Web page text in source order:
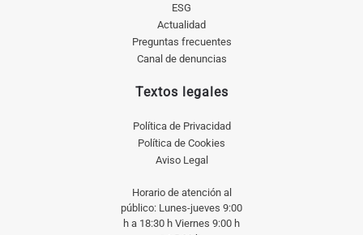
ESG
Actualidad
Preguntas frecuentes
Canal de denuncias
Textos legales
Política de Privacidad
Política de Cookies
Aviso Legal
Horario de atención al
público: Lunes-jueves 9:00
h a 18:30 h Viernes 9:00 h